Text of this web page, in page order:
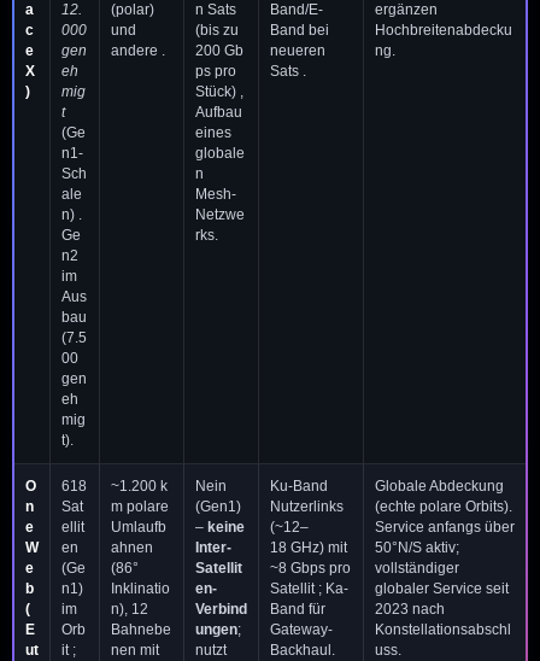
a
c
e
X
)
12.
000
gen
eh
mig
t
(Ge
n1-
Sch
ale
n) .
Ge
n2
im
Aus
bau
(7.5
00
gen
eh
mig
t).
(polar)
und
andere .
n Sats
(bis zu
200 Gb
ps pro
Stück) ,
Aufbau
eines
globale
n
Mesh-
Netzwe
rks.
Band/E-
Band bei
neueren
Sats .
ergänzen
Hochbreitenabdecku
ng.
O
n
e
W
e
b
(
E
ut
618
Sat
ellit
en
(Ge
n1)
im
Orb
it ;
~1.200 k
m polare
Umlaufb
ahnen
(86°
Inklinatio
n), 12
Bahnebe
nen mit
Nein
(Gen1)
– keine
Inter-
Satellit
en-
Verbind
ungen;
nutzt
Ku-Band
Nutzerlinks
(~12–
18 GHz) mit
~8 Gbps pro
Satellit ; Ka-
Band für
Gateway-
Backhaul.
Globale Abdeckung
(echte polare Orbits).
Service anfangs über
50°N/S aktiv;
vollständiger
globaler Service seit
2023 nach
Konstellationsabschl
uss.